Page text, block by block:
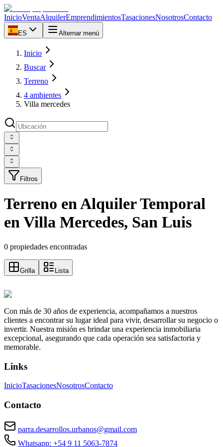
InicioVentaAlquilerEmprendimientosTasacionesNosotrosContacto
ES Alternar menú
Inicio
Buscar
Terreno
4 ambientes
Villa mercedes
Filtros
Terreno en Alquiler Temporal
en Villa Mercedes, San Luis
0 propiedades encontradas
Grilla Lista
Con más de 30 años de experiencia, acompañamos a nuestros
clientes a encontrar su lugar ideal para vivir, desarrollar su negocio o
invertir. Nuestra misión es brindar una experiencia inmobiliaria
excepcional, asegurando que cada operación sea satisfactoria y
memorable.
Links
InicioTasacionesNosotrosContacto
Contacto
parra.desarrollos.urbanos@gmail.com
Whatsapp: +54 9 11 5063-7874